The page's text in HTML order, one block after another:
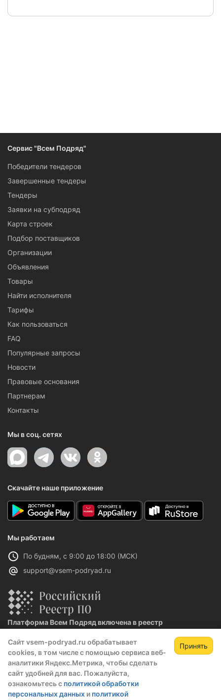
Сайт vsem-podryad.ru обрабатывает
cookies, в том числе с помощью сервиса веб-
аналитики Яндекс.Метрика, чтобы сделать
сайт удобней для вас. Пожалуйста,
ознакомьтесь с политикой обработки
персональных данных и политикой
Принять
Сервис "Всем Подряд"
Победители тендеров
Завершенные тендеры
Тендеры
Заявки на субподряд
Карта строек
Подбор поставщиков
Организации
Объявления
Товары
Найти исполнителя
Тарифы
Как пользоваться
FAQ
Популярные запросы
Новости
Правовые основания
Партнерам
Контакты
Мы в соц. сетях
Скачайте наше приложение
Мы работаем
По будням, с 9:00 до 18:00 (МСК)
support@vsem-podryad.ru
Платформа Всем Подряд включена в реестр
Реестровая запись №32021 от 06.02.2026
Политика конфиденциальности